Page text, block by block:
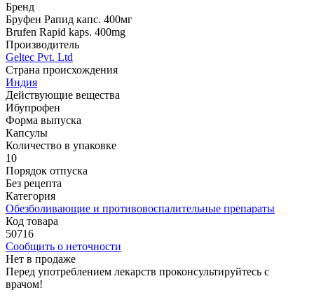
Бренд
Бруфен Рапид капс. 400мг
Brufen Rapid kaps. 400mg
Производитель
Geltec Pvt. Ltd
Страна происхождения
Индия
Действующие вещества
Ибупрофен
Форма выпуска
Капсулы
Количество в упаковке
10
Порядок отпуска
Без рецепта
Категория
Обезболивающие и противовоспалительные препараты
Код товара
50716
Сообщить о неточности
Нет в продаже
Перед употреблением лекарств проконсультируйтесь с
врачом!